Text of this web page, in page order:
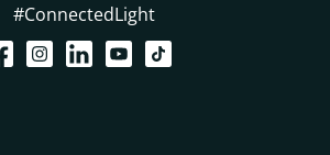
#ConnectedLight